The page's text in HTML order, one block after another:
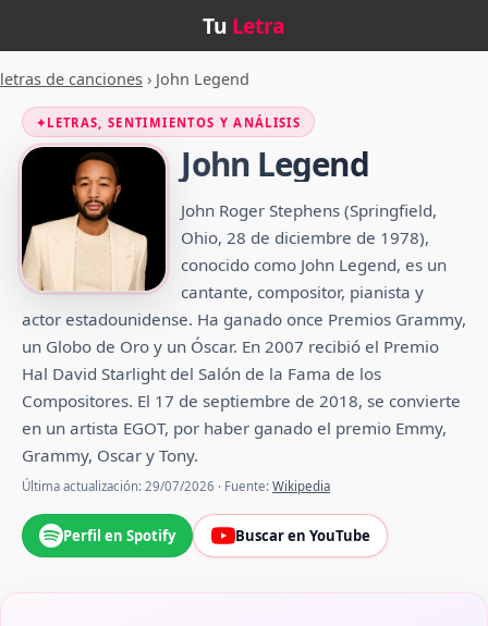
Tu Letra
letras de canciones › John Legend
✦LETRAS, SENTIMIENTOS Y ANÁLISIS
John Legend
John Roger Stephens (Springfield,
Ohio, 28 de diciembre de 1978),
conocido como John Legend, es un
cantante, compositor, pianista y
actor estadounidense. Ha ganado once Premios Grammy,
un Globo de Oro y un Óscar. En 2007 recibió el Premio
Hal David Starlight del Salón de la Fama de los
Compositores.​ El 17 de septiembre de 2018, se convierte
en un artista EGOT, por haber ganado el premio Emmy,
Grammy, Oscar y Tony.
Última actualización: 29/07/2026 · Fuente: Wikipedia
Perfil en Spotify Buscar en YouTube